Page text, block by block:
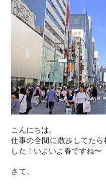
こんにちは。
仕事の合間に散歩してた
した！いよいよ春ですね〜
さて、